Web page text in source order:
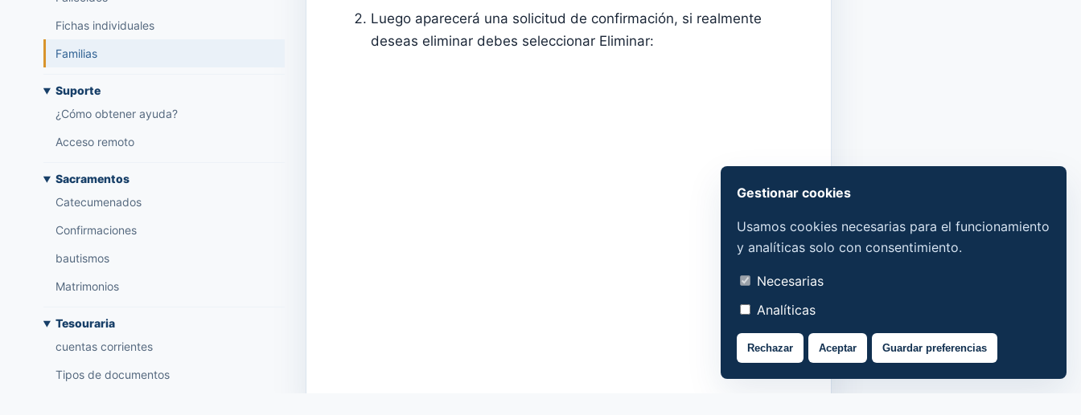
Fichas individuales
Familias
Suporte
¿Cómo obtener ayuda?
Acceso remoto
Sacramentos
Catecumenados
Confirmaciones
bautismos
Matrimonios
Tesouraria
cuentas corrientes
Tipos de documentos
Luego aparecerá una solicitud de confirmación, si realmente
deseas eliminar debes seleccionar Eliminar:
Gestionar cookies
Usamos cookies necesarias para el funcionamiento
y analíticas solo con consentimiento.
Necesarias
Analíticas
Rechazar Aceptar Guardar preferencias